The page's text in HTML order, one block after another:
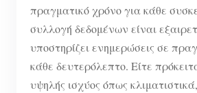
πραγματικό χρόνο για κάθε
συλλογή δεδομένων είναι
υποστηρίζει ενημερώσεις σε
κάθε δευτερόλεπτο. Είτε
υψηλής ισχύος όπως